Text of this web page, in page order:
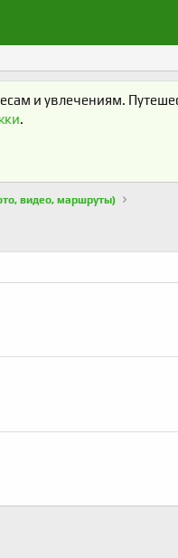
и увлечениям.
.
видео, маршруты)